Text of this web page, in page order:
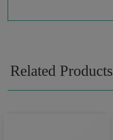
Related Products